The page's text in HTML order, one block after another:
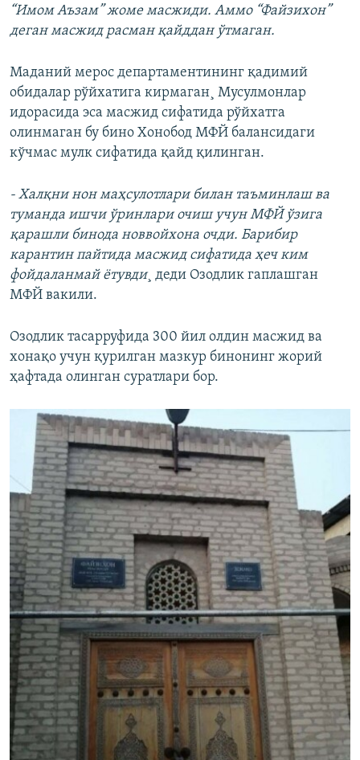
“Имом Аъзам” жоме масжиди. Аммо “Файзихон”
деган масжид расман қайддан ўтмаган.
Маданий мерос департаментининг қадимий
обидалар рўйхатига кирмаган¸ Мусулмонлар
идорасида эса масжид сифатида рўйхатга
олинмаган бу бино Хонобод МФЙ балансидаги
кўчмас мулк сифатида қайд қилинган.
- Халқни нон маҳсулотлари билан таъминлаш ва
туманда ишчи ўринлари очиш учун МФЙ ўзига
қарашли бинода новвойхона очди. Барибир
карантин пайтида масжид сифатида ҳеч ким
фойдаланмай ëтувди¸ деди Озодлик гаплашган
МФЙ вакили.
Озодлик тасарруфида 300 йил олдин масжид ва
хонақо учун қурилган мазкур бинонинг жорий
ҳафтада олинган суратлари бор.